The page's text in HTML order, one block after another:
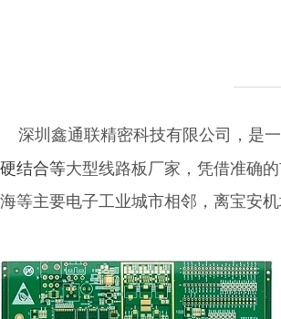
深圳鑫通联精密科技有限公司，是
硬结合等大型线路板厂家，凭借准确
海等主要电子工业城市相邻，离宝安